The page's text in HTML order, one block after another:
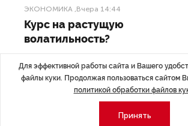
ЭКОНОМИКА ,Вчера 14:44
Курс на растущую
волатильность?
Министерство финансов РФ наращивает
золота в резервы.
Для эффективной работы сайта и Вашего
файлы куки. Продолжая пользоваться сайтом
политикой обработки файлов
Принять